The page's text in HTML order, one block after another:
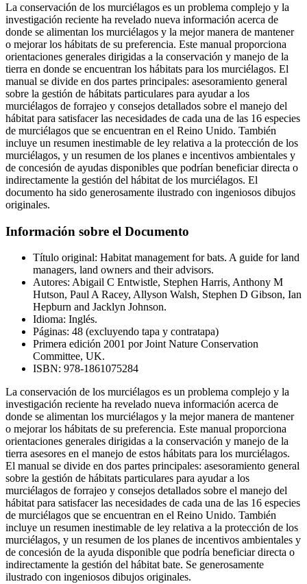
La conservación de los murciélagos es un problema complejo y la
investigación reciente ha revelado nueva información acerca de
donde se alimentan los murciélagos y la mejor manera de mantener
o mejorar los hábitats de su preferencia. Este manual proporciona
orientaciones generales dirigidas a la conservación y manejo de la
tierra en donde se encuentran los hábitats para los murciélagos. El
manual se divide en dos partes principales: asesoramiento general
sobre la gestión de hábitats particulares para ayudar a los
murciélagos de forrajeo y consejos detallados sobre el manejo del
hábitat para satisfacer las necesidades de cada una de las 16 especies
de murciélagos que se encuentran en el Reino Unido. También
incluye un resumen inestimable de ley relativa a la protección de los
murciélagos, y un resumen de los planes e incentivos ambientales y
de concesión de ayudas disponibles que podrían beneficiar directa o
indirectamente la gestión del hábitat de los murciélagos. El
documento ha sido generosamente ilustrado con ingeniosos dibujos
originales.
Información sobre el Documento
Título original: Habitat management for bats. A guide for land
managers, land owners and their advisors.
Autores: Abigail C Entwistle, Stephen Harris, Anthony M
Hutson, Paul A Racey, Allyson Walsh, Stephen D Gibson, Ian
Hepburn and Jacklyn Johnson.
Idioma: Inglés.
Páginas: 48 (excluyendo tapa y contratapa)
Primera edición 2001 por Joint Nature Conservation
Committee, UK.
ISBN: 978-1861075284
La conservación de los murciélagos es un problema complejo y la
investigación reciente ha revelado nueva información acerca de
donde se alimentan los murciélagos y la mejor manera de mantener
o mejorar los hábitats de su preferencia. Este manual proporciona
orientaciones generales dirigidas a la conservación y manejo de la
tierra asesores en el manejo de estos hábitats para los murciélagos.
El manual se divide en dos partes principales: asesoramiento general
sobre la gestión de hábitats particulares para ayudar a los
murciélagos de forrajeo y consejos detallados sobre el manejo del
hábitat para satisfacer las necesidades de cada una de las 16 especies
de murciélagos que se encuentran en el Reino Unido. También
incluye un resumen inestimable de ley relativa a la protección de los
murciélagos, y un resumen de los planes de incentivos ambientales y
de concesión de la ayuda disponible que podría beneficiar directa o
indirectamente la gestión del hábitat bate. Se generosamente
ilustrado con ingeniosos dibujos originales.